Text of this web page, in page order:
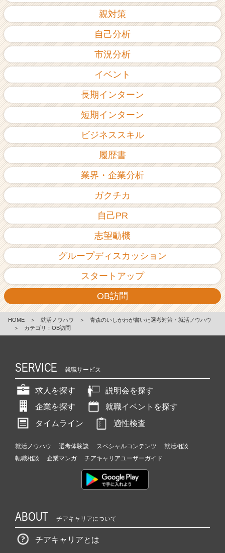
a
e
r）
親対策
自己分析
市況分析
イベント
長期インターン
短期インターン
ビジネススキル
履歴書
業界・企業分析
ガクチカ
自己PR
志望動機
グループディスカッション
スタートアップ
OB訪問
HOME ＞ 就活ノウハウ ＞
青森のいしかわが書いた選考対策・就活ノウハウ
＞
カテゴリ：OB訪問
SERVICE 就職サービス
求人を探す
説明会を探す
企業を探す
就職イベントを探す
タイムライン
適性検査
就活ノウハウ 選考体験談 スペシャルコンテンツ
就活相談
転職相談
企業マンガ チアキャリアユーザーガイド
ABOUT チアキャリアについて
チアキャリアとは